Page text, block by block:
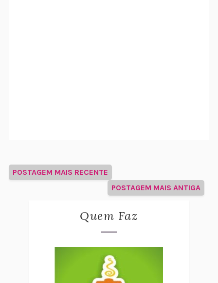
POSTAGEM MAIS RECENTE
POSTAGEM MAIS ANTIGA
Quem Faz